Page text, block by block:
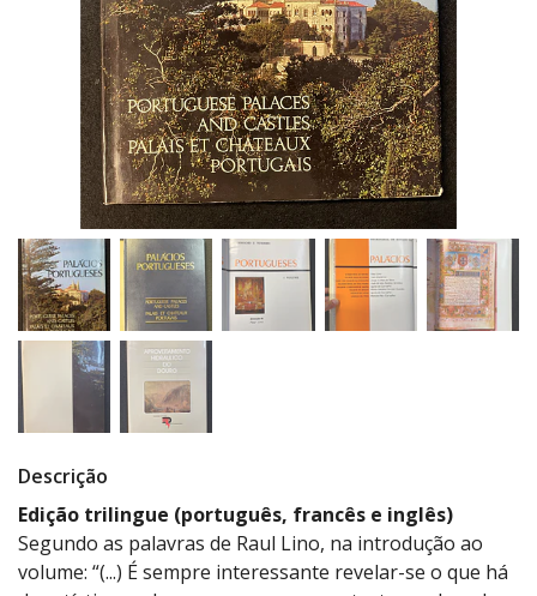
Descrição
Edição trilingue (português, francês e inglês)
Segundo as palavras de Raul Lino, na introdução ao
volume: “(...) É sempre interessante revelar-se o que há